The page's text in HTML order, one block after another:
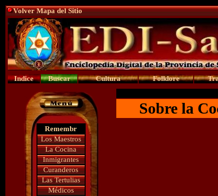
Volver Mapa del Sitio
Indice Buscar Cultura Folklore
Remembr
Los Maestros
La Cocina
Inmigrantes
Curanderos
Las Tertulias
Médicos
Sobre la